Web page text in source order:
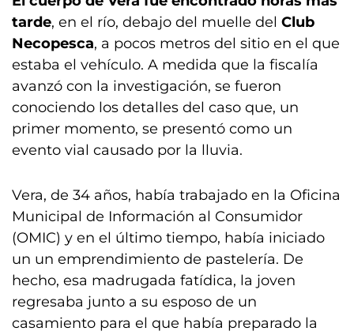
tarde, en el río, debajo del muelle del Club
Necopesca, a pocos metros del sitio en el que
estaba el vehículo. A medida que la fiscalía
avanzó con la investigación, se fueron
conociendo los detalles del caso que, un
primer momento, se presentó como un
evento vial causado por la lluvia.
Vera, de 34 años, había trabajado en la Oficina
Municipal de Información al Consumidor
(OMIC) y en el último tiempo, había iniciado
un un emprendimiento de pastelería. De
hecho, esa madrugada fatídica, la joven
regresaba junto a su esposo de un
casamiento para el que había preparado la